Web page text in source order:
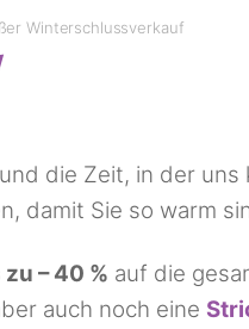
Winterschlussverkauf
die Zeit, in der
damit Sie so warm
– 40 % auf die
auch noch eine